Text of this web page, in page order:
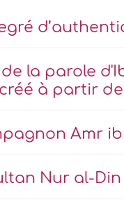
la parole
à partir
Amr
Nur al-